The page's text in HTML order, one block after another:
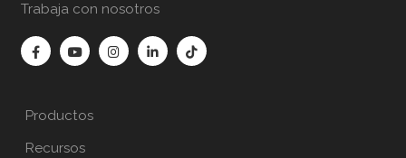
Trabaja con nosotros
Productos
Recursos